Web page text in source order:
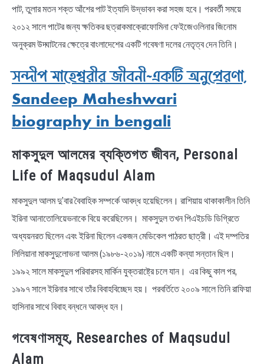
পাট, তুলার মতন শক্ত আঁশের পাট ইত্যাদি উদ্ভাবন করা সহজ হবে। পরবর্তী সময়ে
২০১২ সালে পাটের জন্য ক্ষতিকর ছত্রাকমাক্রোফোমিনা ফেইজেওলিনার জিনোম
অনুক্রম উদ্ঘাটনের ক্ষেত্রে বাংলাদেশের একটি গবেষণা দলের নেতৃত্ব দেন তিনি।
সন্দীপ মাহেশ্বরীর জীবনী~একটি অনুপ্রেরণা,
Sandeep Maheshwari
biography in bengali
মাকসুদুল আলমের ব্যক্তিগত জীবন, Personal
Life of Maqsudul Alam
মাকসুদুল আলম দু’বার বৈবাহিক সম্পর্কে আবদ্ধ হয়েছিলেন। রাশিয়ায় থাকাকালীন তিনি
ইরিনা আনাতোলিয়েভনাকে বিয়ে করেছিলেন। মাকসুদুল তখন পিএইচডি ডিগ্রিতে
অধ্যয়নরত ছিলেন এবং ইরিনা ছিলেন একজন মেডিকেল পাঠরত ছাত্রী। এই দম্পতির
লিলিয়ানা মাকসুদুলোভনা আলম (১৯৮৬-২০১৯) নামে একটি কন্যা সন্তান ছিল।
১৯৯২ সালে মাকসুদুল পরিবারসহ মার্কিন যুক্তরাষ্ট্রে চলে যান। এর কিছু কাল পর,
১৯৯৭ সালে ইরিনার সাথে তাঁর বিবাহবিচ্ছেদ হয়। পরবর্তিতে ২০০৯ সালে তিনি রাফিয়া
হাসিনার সাথে বিবাহ বন্ধনে আবদ্ধ হন।
গবেষণাসমূহ, Researches of Maqsudul
Alam